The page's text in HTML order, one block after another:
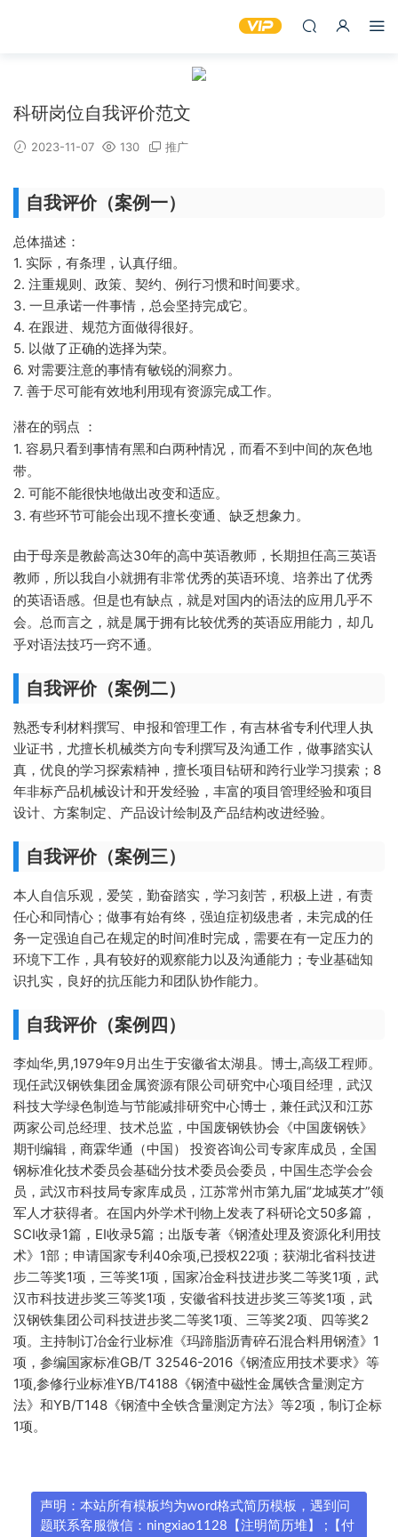
科研岗位自我评价范文
2023-11-07 130 推广
自我评价（案例一）
总体描述：
1. 实际，有条理，认真仔细。
2. 注重规则、政策、契约、例行习惯和时间要求。
3. 一旦承诺一件事情，总会坚持完成它。
4. 在跟进、规范方面做得很好。
5. 以做了正确的选择为荣。
6. 对需要注意的事情有敏锐的洞察力。
7. 善于尽可能有效地利用现有资源完成工作。
潜在的弱点 ：
1. 容易只看到事情有黑和白两种情况，而看不到中间的灰色地
带。
2. 可能不能很快地做出改变和适应。
3. 有些环节可能会出现不擅长变通、缺乏想象力。
由于母亲是教龄高达30年的高中英语教师，长期担任高三英语
教师，所以我自小就拥有非常优秀的英语环境、培养出了优秀
的英语语感。但是也有缺点，就是对国内的语法的应用几乎不
会。总而言之，就是属于拥有比较优秀的英语应用能力，却几
乎对语法技巧一窍不通。
自我评价（案例二）
熟悉专利材料撰写、申报和管理工作，有吉林省专利代理人执
业证书，尤擅长机械类方向专利撰写及沟通工作，做事踏实认
真，优良的学习探索精神，擅长项目钻研和跨行业学习摸索；8
年非标产品机械设计和开发经验，丰富的项目管理经验和项目
设计、方案制定、产品设计绘制及产品结构改进经验。
自我评价（案例三）
本人自信乐观，爱笑，勤奋踏实，学习刻苦，积极上进，有责
任心和同情心；做事有始有终，强迫症初级患者，未完成的任
务一定强迫自己在规定的时间准时完成，需要在有一定压力的
环境下工作，具有较好的观察能力以及沟通能力；专业基础知
识扎实，良好的抗压能力和团队协作能力。
自我评价（案例四）
李灿华,男,1979年9月出生于安徽省太湖县。博士,高级工程师。
现任武汉钢铁集团金属资源有限公司研究中心项目经理，武汉
科技大学绿色制造与节能减排研究中心博士，兼任武汉和江苏
两家公司总经理、技术总监，中国废钢铁协会《中国废钢铁》
期刊编辑，商霖华通（中国） 投资咨询公司专家库成员，全国
钢标准化技术委员会基础分技术委员会委员，中国生态学会会
员，武汉市科技局专家库成员，江苏常州市第九届“龙城英才”领
军人才获得者。在国内外学术刊物上发表了科研论文50多篇，
SCI收录1篇，EI收录5篇；出版专著《钢渣处理及资源化利用技
术》1部；申请国家专利40余项,已授权22项；获湖北省科技进
步二等奖1项，三等奖1项，国家冶金科技进步奖二等奖1项，武
汉市科技进步奖三等奖1项，安徽省科技进步奖三等奖1项，武
汉钢铁集团公司科技进步奖二等奖1项、三等奖2项、四等奖2
项。主持制订冶金行业标准《玛蹄脂沥青碎石混合料用钢渣》1
项，参编国家标准GB/T 32546-2016《钢渣应用技术要求》等
1项,参修行业标准YB/T4188《钢渣中磁性金属铁含量测定方
法》和YB/T148《钢渣中全铁含量测定方法》等2项，制订企标
1项。
声明：本站所有模板均为word格式简历模板，遇到问
题联系客服微信：ningxiao1128【注明简历堆】 ;【付